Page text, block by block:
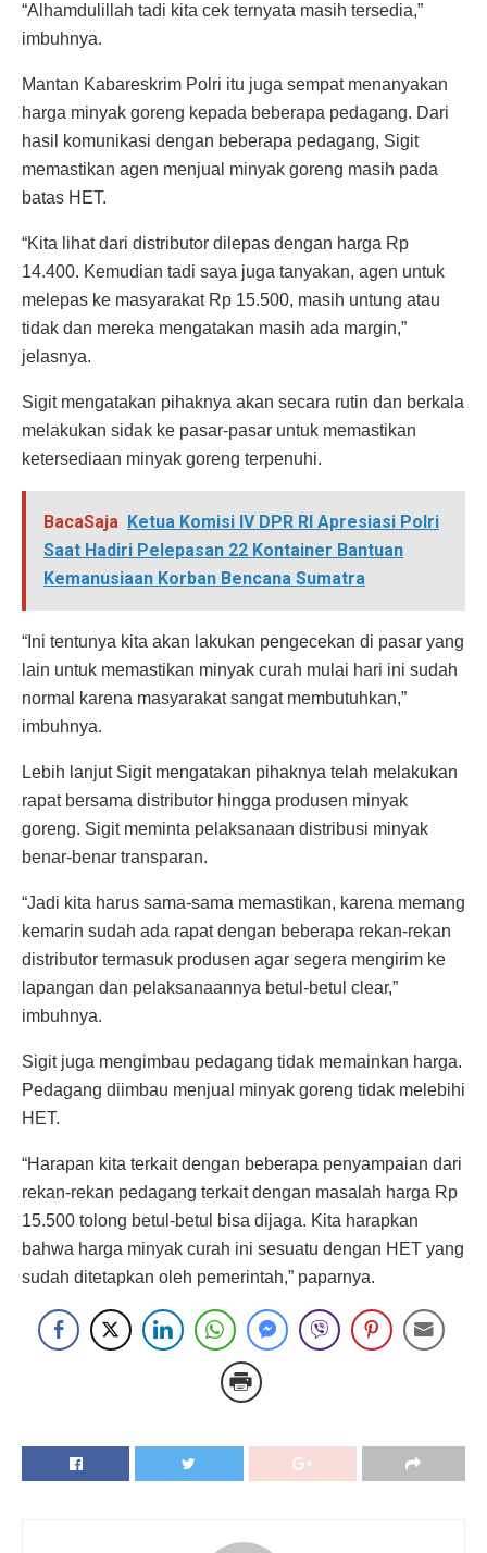
“Alhamdulillah tadi kita cek ternyata masih tersedia,”
imbuhnya.
Mantan Kabareskrim Polri itu juga sempat menanyakan
harga minyak goreng kepada beberapa pedagang. Dari
hasil komunikasi dengan beberapa pedagang, Sigit
memastikan agen menjual minyak goreng masih pada
batas HET.
“Kita lihat dari distributor dilepas dengan harga Rp
14.400. Kemudian tadi saya juga tanyakan, agen untuk
melepas ke masyarakat Rp 15.500, masih untung atau
tidak dan mereka mengatakan masih ada margin,”
jelasnya.
Sigit mengatakan pihaknya akan secara rutin dan berkala
melakukan sidak ke pasar-pasar untuk memastikan
ketersediaan minyak goreng terpenuhi.
BacaSaja Ketua Komisi IV DPR RI Apresiasi Polri
Saat Hadiri Pelepasan 22 Kontainer Bantuan
Kemanusiaan Korban Bencana Sumatra
“Ini tentunya kita akan lakukan pengecekan di pasar yang
lain untuk memastikan minyak curah mulai hari ini sudah
normal karena masyarakat sangat membutuhkan,”
imbuhnya.
Lebih lanjut Sigit mengatakan pihaknya telah melakukan
rapat bersama distributor hingga produsen minyak
goreng. Sigit meminta pelaksanaan distribusi minyak
benar-benar transparan.
“Jadi kita harus sama-sama memastikan, karena memang
kemarin sudah ada rapat dengan beberapa rekan-rekan
distributor termasuk produsen agar segera mengirim ke
lapangan dan pelaksanaannya betul-betul clear,”
imbuhnya.
Sigit juga mengimbau pedagang tidak memainkan harga.
Pedagang diimbau menjual minyak goreng tidak melebihi
HET.
“Harapan kita terkait dengan beberapa penyampaian dari
rekan-rekan pedagang terkait dengan masalah harga Rp
15.500 tolong betul-betul bisa dijaga. Kita harapkan
bahwa harga minyak curah ini sesuatu dengan HET yang
sudah ditetapkan oleh pemerintah,” paparnya.